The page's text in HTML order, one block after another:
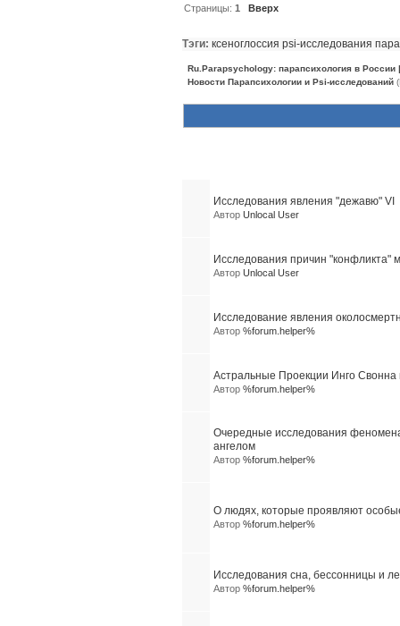
Страницы:1 Вверх
Тэги: ксеноглоссия psi-исследования
Ru.Parapsychology: парапсихология в
Новости Парапсихологии и Psi-исследований
Исследования явления "дежавю" VI
Автор Unlocal User
Исследования причин "конфликта"
Автор Unlocal User
Исследование явления
Автор %forum.helper%
Астральные Проекции Инго
Автор %forum.helper%
Очередные исследования
ангелом
Автор %forum.helper%
О людях, которые проявляют
Автор %forum.helper%
Исследования сна, бессонницы и
Автор %forum.helper%